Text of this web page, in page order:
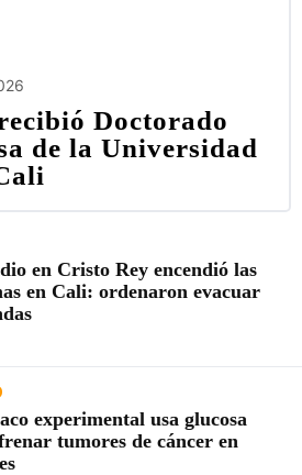
Doctorado
de la Universidad
en Cristo Rey encendió las
en Cali: ordenaron evacuar
experimental usa glucosa
tumores de cáncer en